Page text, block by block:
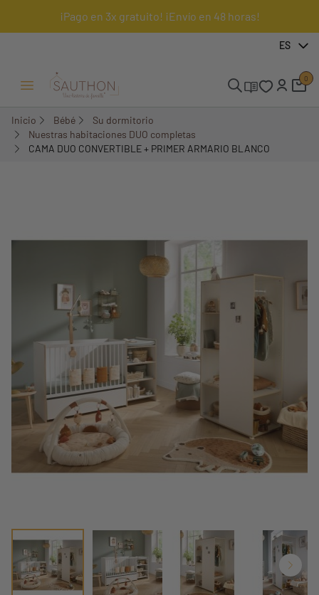
¡Pago en 3x gratuito! ¡Envío en 48 horas!
ES
Menú Abrir/Cerrar
0
Inicio Bébé
Su dormitorio
Nuestras habitaciones DUO completas
CAMA DUO CONVERTIBLE + PRIMER ARMARIO BLANCO
-26,37%